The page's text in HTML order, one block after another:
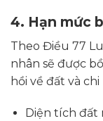
4. Hạn mức
Theo Điều 77
nhân sẽ được
hồi về đất và
Diện tích đất